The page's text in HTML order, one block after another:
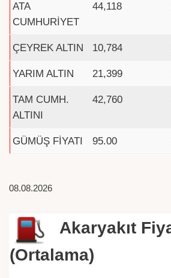
ATA
CUMHURİYET
44,118
ÇEYREK ALTIN 10,784
YARIM ALTIN 21,399
TAM CUMH.
ALTINI
42,760
GÜMÜŞ FİYATI 95.00
08.08.2026
Akaryakıt
(Ortalama)